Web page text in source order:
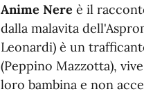
Anime Nere è il
dalla malavita
Leonardi) è un
(Peppino Mazzotta),
loro bambina e non